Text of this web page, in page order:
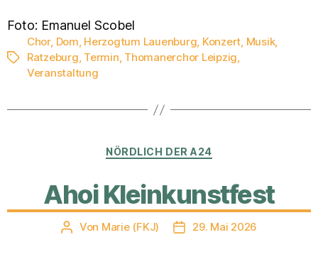
Foto: Emanuel Scobel
Schlagwörter
Chor, Dom, Herzogtum Lauenburg, Konzert, Musik,
Ratzeburg, Termin, Thomanerchor Leipzig,
Veranstaltung
Kategorien
NÖRDLICH DER A24
Ahoi Kleinkunstfest
Beitragsautor
Von Marie (FKJ) Veröffentlichungsdatum
29. Mai 2026